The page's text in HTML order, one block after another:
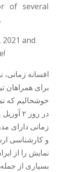
of several
and
افسانه زمانی،
برای همراهان
خوشحالیم که
در روز
زمانی دارای
و کارشناسی
نمایش را از
بسیاری از جمله
Short
Short Story
2015
Short Story
2013